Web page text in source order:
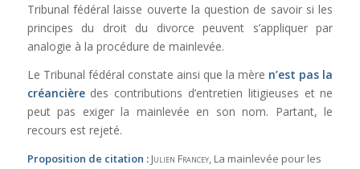
Tribunal fédéral laisse ouverte la question de savoir si les
principes du droit du divorce peuvent s’appliquer par
analogie à la procédure de mainlevée.
Le Tribunal fédéral constate ainsi que la mère n’est pas la
créancièredes contributions d’entretien litigieuses et ne
peut pas exiger la mainlevée en son nom. Partant, le
recours est rejeté.
Proposition de citation : Julien Francey, La mainlevée pour les